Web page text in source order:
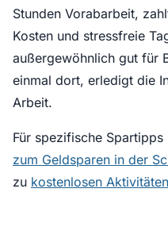
Stunden Vorabarbeit,
Kosten und stressfreie
außergewöhnlich gut für
einmal dort, erledigt die
Arbeit.
Für spezifische Spartipps
zum Geldsparen in der
zu kostenlosen